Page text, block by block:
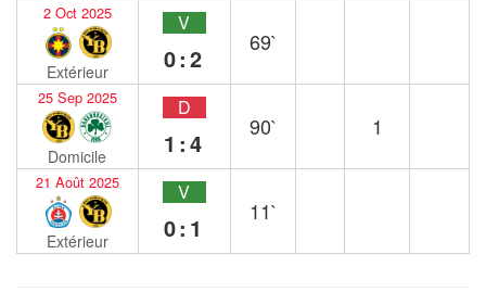
2 Oct 2025
Extérieur
V
0:2
69`
25 Sep 2025
Domicile
D
1:4
90` 1
21 Août 2025
Extérieur
V
0:1
11`